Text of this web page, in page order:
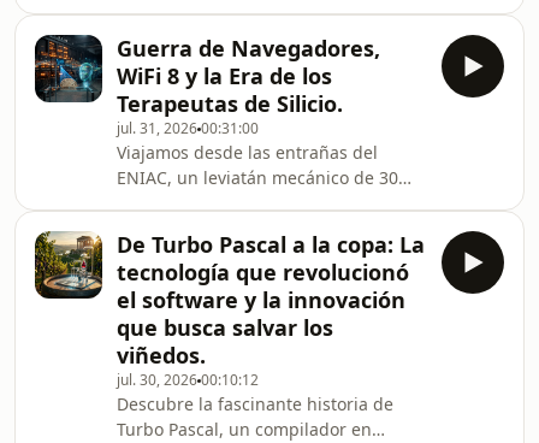
Microsoft Excel.Analiza las paradojas
estratégic
del cine de aventuras de todos los
tiempos.Explora los rodajes más
conflictivos del Hollywood dorado,
desde bofetadas reales que
traspasaron el guion hasta la
histórica prohibición de técnicas de
filmación por maltrato
animal.Acompáñanos a analizar la
valiente transf
Guerra de Navegadores,
WiFi 8 y la Era de los
Terapeutas de Silicio.
jul. 31, 202600:31:00
Viajamos desde las entrañas del
ENIAC, un leviatán mecánico de 30
democratización tecnológica que
permitió poner ese poder en la punta
de un dedo.Analizamos cómo el WiFi 8
priorizará la estabilidad sobre la
velocidad y exploramos la obsesión
viral de Jan, el
&quot;Germanbreadcutter&quot;,
quien usa calibradores digitales para
De Turbo Pascal a la copa: La
tecnología que revolucionó
el software y la innovación
que busca salvar los
viñedos.
jul. 30, 202600:10:12
Descubre la fascinante historia de
Turbo Pascal, un compilador en